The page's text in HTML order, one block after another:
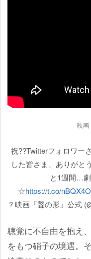
映画
祝??Twitterフォロワー
した皆さま、ありがと
と1週間…
☆https://t.co/
? 映画『聲の形』公式
聴覚に不自由を抱え
をもつ硝子の境遇。